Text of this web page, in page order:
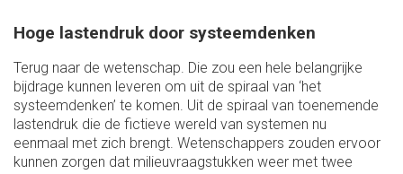
Hoge lastendruk door systeemdenken
Terug naar de wetenschap. Die zou een hele belangrijke
bijdrage kunnen leveren om uit de spiraal van ‘het
systeemdenken’ te komen. Uit de spiraal van toenemende
lastendruk die de fictieve wereld van systemen nu
eenmaal met zich brengt. Wetenschappers zouden ervoor
kunnen zorgen dat milieuvraagstukken weer met twee